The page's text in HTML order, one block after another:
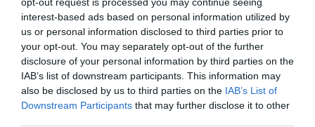
interest-based ads based on personal information utilized by
us or personal information disclosed to third parties prior to
your opt-out. You may separately opt-out of the further
disclosure of your personal information by third parties on the
IAB’s list of downstream participants. This information may
also be disclosed by us to third parties on the IAB’s List of
Downstream Participants that may further disclose it to other
Afegir VIA Empresacom a font preferida de
Google de forma gratuïta
Estigues informat amb les últimes notícies d'actualitat
ACTIVAR ARA